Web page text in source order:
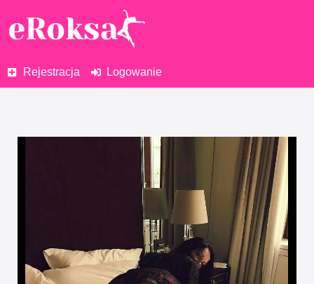
Rejestracja Logowanie